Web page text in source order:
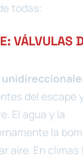
todas:
VÁLVULAS
del escape
El agua y la
la
aire. En climas